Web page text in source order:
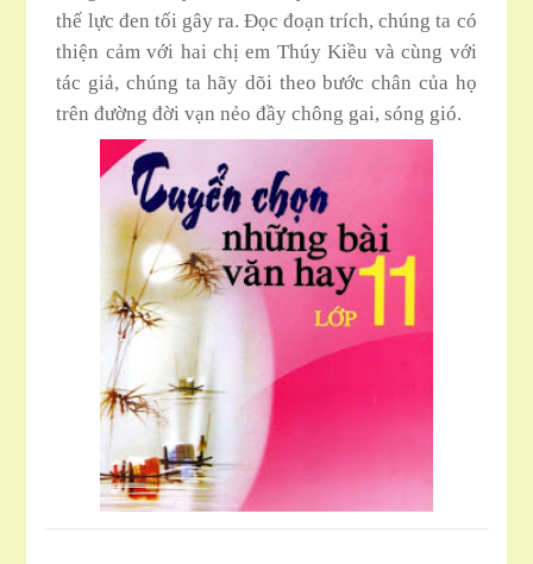
thế lực đen tối gây ra. Đọc đoạn trích, chúng ta có
thiện cảm với hai chị em Thúy Kiều và cùng với
tác giả, chúng ta hãy dõi theo bước chân của họ
trên đường đời vạn nẻo đầy chông gai, sóng gió.